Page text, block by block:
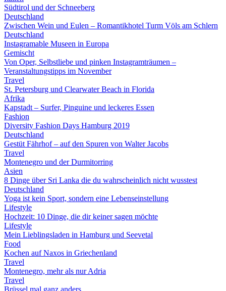
Südtirol und der Schneeberg
Deutschland
Zwischen Wein und Eulen – Romantikhotel Turm Völs am Schlern
Deutschland
Instagramable Museen in Europa
Gemischt
Von Oper, Selbstliebe und pinken Instagramträumen –
Veranstaltungstipps im November
Travel
St. Petersburg und Clearwater Beach in Florida
Afrika
Kapstadt – Surfer, Pinguine und leckeres Essen
Fashion
Diversity Fashion Days Hamburg 2019
Deutschland
Gestüt Fährhof – auf den Spuren von Walter Jacobs
Travel
Montenegro und der Durmitorring
Asien
8 Dinge über Sri Lanka die du wahrscheinlich nicht wusstest
Deutschland
Yoga ist kein Sport, sondern eine Lebenseinstellung
Lifestyle
Hochzeit: 10 Dinge, die dir keiner sagen möchte
Lifestyle
Mein Lieblingsladen in Hamburg und Seevetal
Food
Kochen auf Naxos in Griechenland
Travel
Montenegro, mehr als nur Adria
Travel
Brüssel mal ganz anders